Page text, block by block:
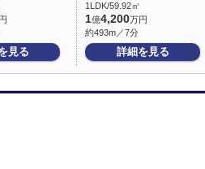
見る
1LDK/59.92㎡
1億4,200万円
約493m／7分
詳細を見る